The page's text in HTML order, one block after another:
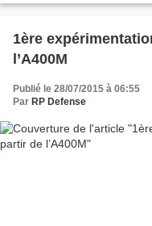
1ère
l’A400M
Publié le 28/07/2015 à 06:55
Par RP Defense